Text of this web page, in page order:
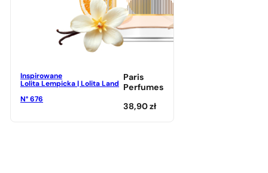
Inspirowane
Lolita Lempicka | Lolita Land
N° 676
Paris
Perfumes
38,90zł